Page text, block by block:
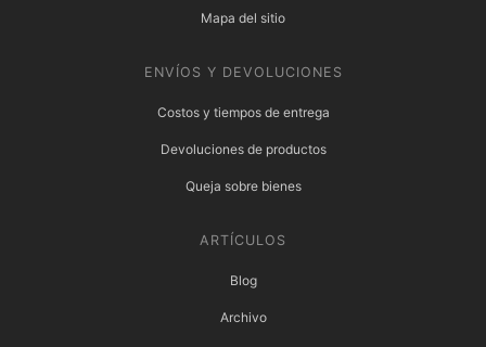
Mapa del sitio
ENVÍOS Y DEVOLUCIONES
Costos y tiempos de entrega
Devoluciones de productos
Queja sobre bienes
ARTÍCULOS
Blog
Archivo